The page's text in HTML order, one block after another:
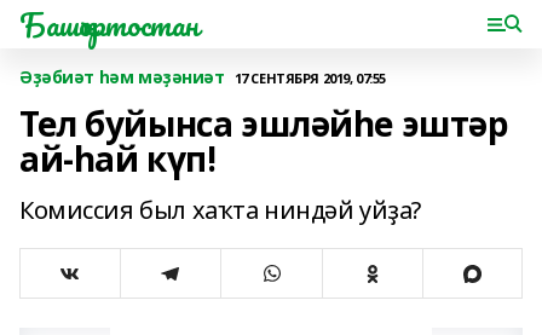
Башҡортостан
Әҙәбиәт һәм мәҙәниәт 17 СЕНТЯБРЯ 2019, 07:55
Тел буйынса эшләйһе эштәр
ай-һай күп!
Комиссия был хаҡта ниндәй уйҙа?